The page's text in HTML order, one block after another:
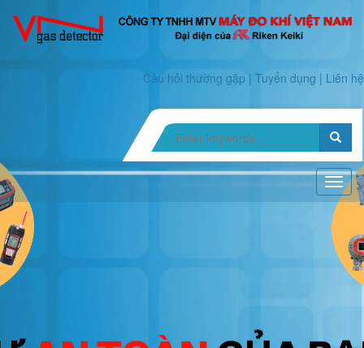
Câu hỏi thường gặp | Tuyển dụng | Liên hệ